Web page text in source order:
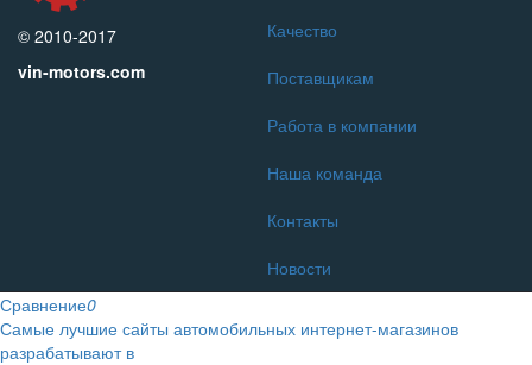
© 2010-2017
vin-motors.com
Качество
Поставщикам
Работа в компании
Наша команда
Контакты
Новости
Сравнение0
Самые лучшие сайты автомобильных интернет-магазинов
разрабатывают в